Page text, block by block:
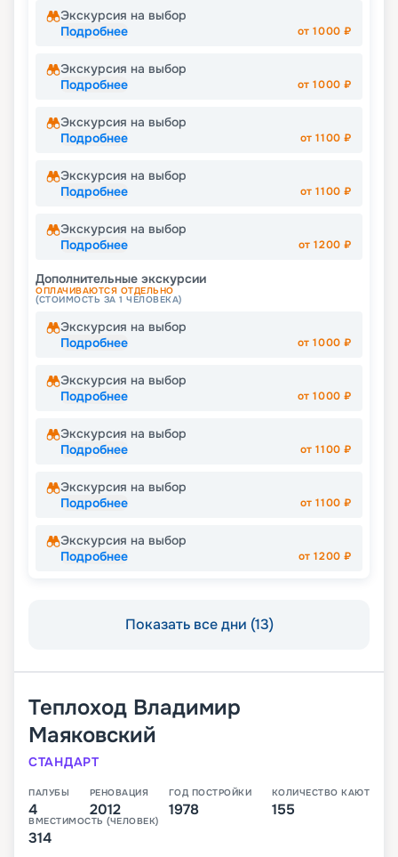
Экскурсия на выбор
Подробнее
от1000 ₽
Экскурсия на выбор
Подробнее
от1000 ₽
Экскурсия на выбор
Подробнее
от1100 ₽
Экскурсия на выбор
Подробнее
от1100 ₽
Экскурсия на выбор
Подробнее
от1200 ₽
Дополнительные экскурсии
ОПЛАЧИВАЮТСЯ ОТДЕЛЬНО
(СТОИМОСТЬ ЗА 1 ЧЕЛОВЕКА)
Экскурсия на выбор
Подробнее
от1000 ₽
Экскурсия на выбор
Подробнее
от1000 ₽
Экскурсия на выбор
Подробнее
от1100 ₽
Экскурсия на выбор
Подробнее
от1100 ₽
Экскурсия на выбор
Подробнее
от1200 ₽
Показать все дни (13)
Теплоход Владимир
Маяковский
СТАНДАРТ
ПАЛУБЫ
4
РЕНОВАЦИЯ
2012
ГОД ПОСТРОЙКИ
1978
КОЛИЧЕСТВО КАЮТ
155
ВМЕСТИМОСТЬ (ЧЕЛОВЕК)
314